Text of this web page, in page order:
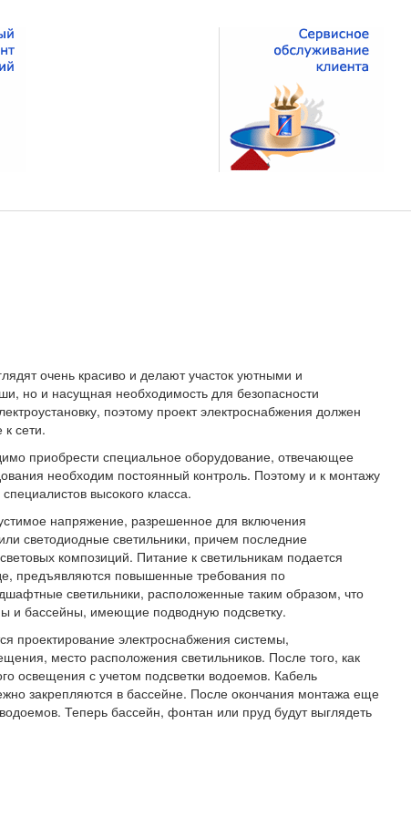
очень красиво и делают участок уютными и
но и насущная необходимость для безопасности
поэтому проект электроснабжения должен
сети.
приобрести специальное оборудование, отвечающее
необходим постоянный контроль. Поэтому и к монтажу
высокого класса.
напряжение, разрешенное для включения
светодиодные светильники, причем последние
композиций. Питание к светильникам подается
предъявляются повышенные требования по
светильники, расположенные таким образом, что
и бассейны, имеющие подводную подсветку.
проектирование электроснабжения системы,
место расположения светильников. После того, как
освещения с учетом подсветки водоемов. Кабель
закрепляются в бассейне. После окончания монтажа еще
Теперь бассейн, фонтан или пруд будут выглядеть